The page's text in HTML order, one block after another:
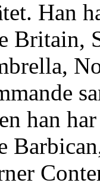
Han
Britain,
han